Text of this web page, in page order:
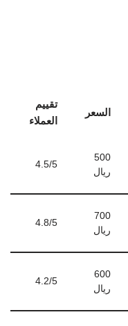
السعر
تقييم
العملاء
500
ريال
4.5/5
700
ريال
4.8/5
600
ريال
4.2/5